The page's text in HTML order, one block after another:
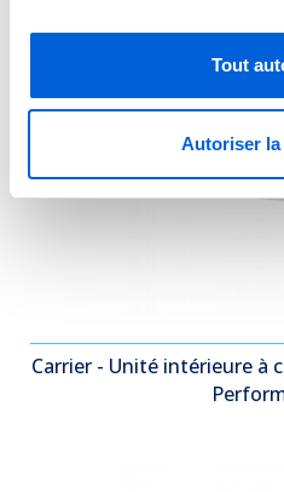
Tout
Autoriser
Carrier - Unité intérieure à